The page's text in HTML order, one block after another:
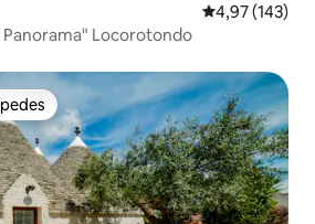
4,97 de uma
4,97 (143)
Panorama" Locorotondo
dos hóspedes